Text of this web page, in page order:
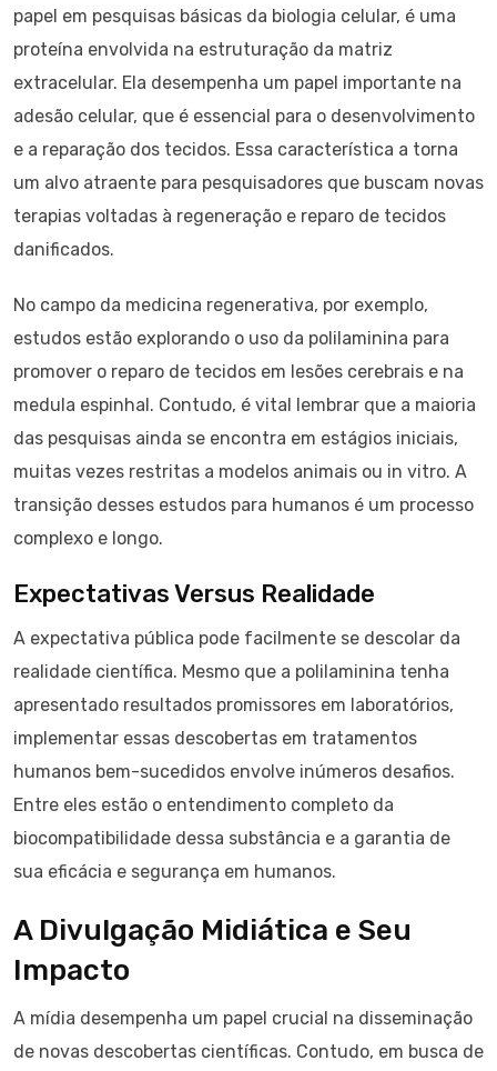
papel em pesquisas básicas da biologia celular, é uma
proteína envolvida na estruturação da matriz
extracelular. Ela desempenha um papel importante na
adesão celular, que é essencial para o desenvolvimento
e a reparação dos tecidos. Essa característica a torna
um alvo atraente para pesquisadores que buscam novas
terapias voltadas à regeneração e reparo de tecidos
danificados.
No campo da medicina regenerativa, por exemplo,
estudos estão explorando o uso da polilaminina para
promover o reparo de tecidos em lesões cerebrais e na
medula espinhal. Contudo, é vital lembrar que a maioria
das pesquisas ainda se encontra em estágios iniciais,
muitas vezes restritas a modelos animais ou in vitro. A
transição desses estudos para humanos é um processo
complexo e longo.
Expectativas Versus Realidade
A expectativa pública pode facilmente se descolar da
realidade científica. Mesmo que a polilaminina tenha
apresentado resultados promissores em laboratórios,
implementar essas descobertas em tratamentos
humanos bem-sucedidos envolve inúmeros desafios.
Entre eles estão o entendimento completo da
biocompatibilidade dessa substância e a garantia de
sua eficácia e segurança em humanos.
A Divulgação Midiática e Seu
Impacto
A mídia desempenha um papel crucial na disseminação
de novas descobertas científicas. Contudo, em busca de